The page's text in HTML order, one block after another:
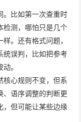
。比如第一次查重时
检测，哪怕只是几个
。还有格式问题，
统误判，比如把参考
。
核心规则不变，但系
、语序调整的判断更
，但可能让某些边缘